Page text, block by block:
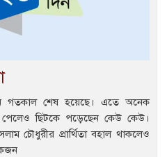
গতকাল শেষ হয়েছে। এতে অনেক
পেলেও ছিটকে পড়েছেন কেউ কেউ।
চৌধুরীর প্রার্থিতা বহাল থাকলেও